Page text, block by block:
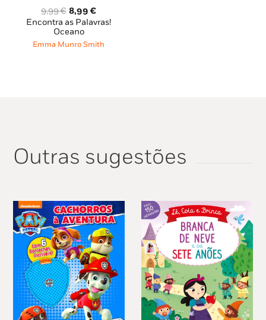
9,99€ O
preço
original
era:
8,99€O
preço
é:
Encontra as Palavras!
Oceano
Emma Munro Smith
Outras sugestões